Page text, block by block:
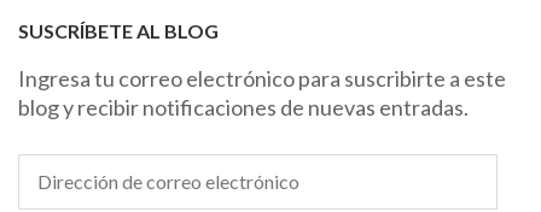
SUSCRÍBETE AL BLOG
Ingresa tu correo electrónico para suscribirte a este
blog y recibir notificaciones de nuevas entradas.
de